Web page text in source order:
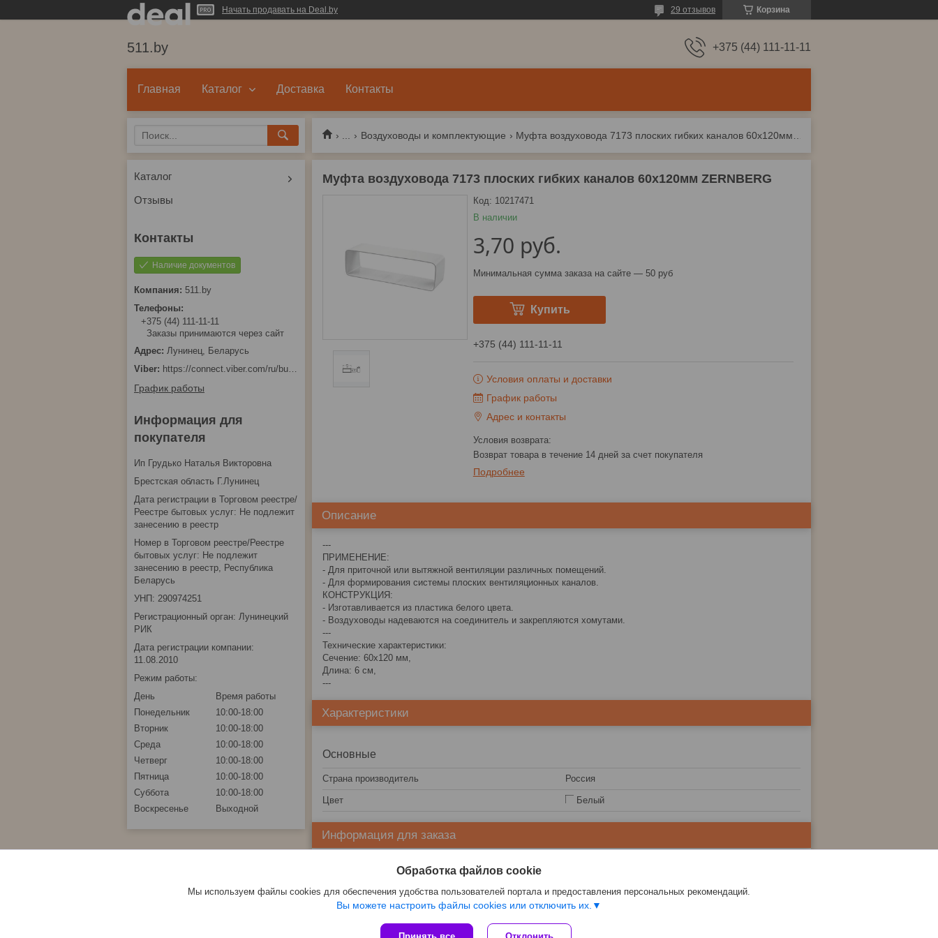
Начать продавать на Deal.by Корзина
29 отзывов
511.by +375 (44) 111-11-11
Главная Каталог Доставка Контакты
Воздуховоды и комплектующие
Муфта воздуховода 7173 плоских гибких каналов 60х120мм ZERNBERG
В наличии
Код: 10217471
3,70 руб.
Минимальная сумма заказа на сайте — 50 руб
Купить
+375 (44) 111-11-11
Условия оплаты и доставки
График работы
Адрес и контакты
возврат товара в течение 14 дней за счет покупателя
Подробнее
Описание
---
ПРИМЕНЕНИЕ:
- Для приточной или вытяжной вентиляции различных помещений.
- Для формирования системы плоских вентиляционных каналов.
КОНСТРУКЦИЯ:
- Изготавливается из пластика белого цвета.
- Воздуховоды надеваются на соединитель и закрепляются хомутами.
---
Технические характеристики:
Сечение: 60х120 мм,
Длина: 6 см,
---
Характеристики
Основные
Страна производитель Россия
Цвет Белый
Информация для заказа
Каталог
Отзывы
Наличие документов
511.by
+375 (44) 111-11-11
Заказы принимаются через сайт
Лунинец, Беларусь
https://connect.viber.com/ru/business/1d480fbc-bd61-11ef-8513-eab83dfd23fa
График работы
Информация для
покупателя
Ип Грудько Наталья Викторовна
Брестская область Г.Лунинец
Дата регистрации в Торговом реестре/
Реестре бытовых услуг: Не подлежит
занесению в реестр
Номер в Торговом реестре/Реестре
бытовых услуг: Не подлежит
занесению в реестр, Республика
Беларусь
УНП: 290974251
Регистрационный орган: Лунинецкий
РИК
Дата регистрации компании:
11.08.2010
Режим работы:
День
Время работы
Понедельник
10:00-18:00
Вторник
10:00-18:00
Среда
10:00-18:00
Четверг
10:00-18:00
Пятница
10:00-18:00
Суббота
10:00-18:00
Воскресенье
Выходной
Обработка файлов cookie
Мы используем файлы cookies для обеспечения удобства пользователей портала и предоставления персональных рекомендаций.
Вы можете настроить файлы cookies или отключить их.